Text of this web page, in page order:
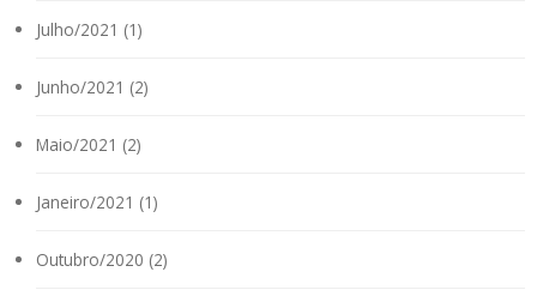
Julho/2021 (1)
Junho/2021 (2)
Maio/2021 (2)
Janeiro/2021 (1)
Outubro/2020 (2)